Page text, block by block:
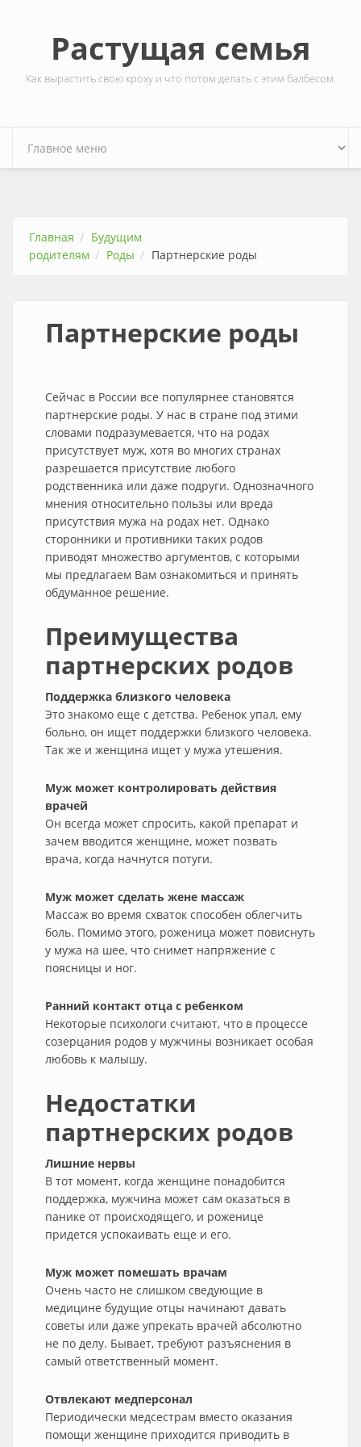
Растущая семья
Как вырастить свою кроху и что потом делать с этим балбесом.
Главная
Будущим
родителям
Роды Партнерские роды
Партнерские роды
Сейчас в России все популярнее становятся
партнерские роды. У нас в стране под этими
словами подразумевается, что на родах
присутствует муж, хотя во многих странах
разрешается присутствие любого
родственника или даже подруги. Однозначного
мнения относительно пользы или вреда
присутствия мужа на родах нет. Однако
сторонники и противники таких родов
приводят множество аргументов, с которыми
мы предлагаем Вам ознакомиться и принять
обдуманное решение.
Преимущества
партнерских родов
Поддержка близкого человека
Это знакомо еще с детства. Ребенок упал, ему
больно, он ищет поддержки близкого человека.
Так же и женщина ищет у мужа утешения.
Муж может контролировать действия
врачей
Он всегда может спросить, какой препарат и
зачем вводится женщине, может позвать
врача, когда начнутся потуги.
Муж может сделать жене массаж
Массаж во время схваток способен облегчить
боль. Помимо этого, роженица может повиснуть
у мужа на шее, что снимет напряжение с
поясницы и ног.
Ранний контакт отца с ребенком
Некоторые психологи считают, что в процессе
созерцания родов у мужчины возникает особая
любовь к малышу.
Недостатки
партнерских родов
Лишние нервы
В тот момент, когда женщине понадобится
поддержка, мужчина может сам оказаться в
панике от происходящего, и роженице
придется успокаивать еще и его.
Муж может помешать врачам
Очень часто не слишком сведующие в
медицине будущие отцы начинают давать
советы или даже упрекать врачей абсолютно
не по делу. Бывает, требуют разъяснения в
самый ответственный момент.
Отвлекают медперсонал
Периодически медсестрам вместо оказания
помощи женщине приходится приводить в